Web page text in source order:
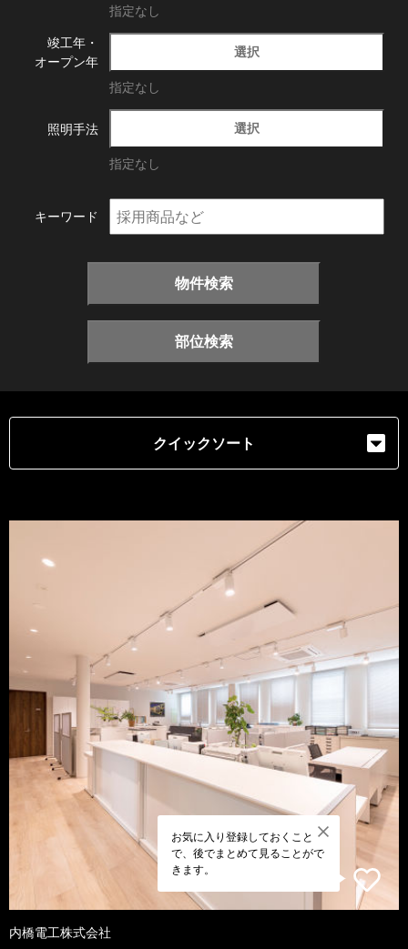
指定なし
竣工年・
オープン年
選択
指定なし
照明手法 選択
指定なし
キーワード
物件検索
部位検索
クイックソート
お気に入り登録しておくこと
で、後でまとめて見ることがで
きます。
内橋電工株式会社